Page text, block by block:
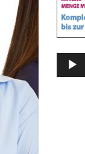
Audio-
Player